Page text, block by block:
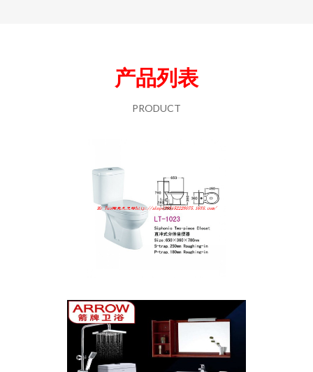
产品列表
PRODUCT